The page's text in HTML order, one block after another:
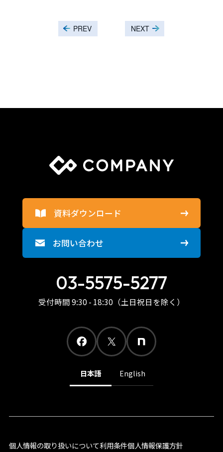
PREV NEXT
資料ダウンロード
お問い合わせ
03-5575-5277
受付時間 9:30 - 18:30（土日祝日を除く）
日本語 English
個人情報の取り扱いについて利用条件個人情報保護方針